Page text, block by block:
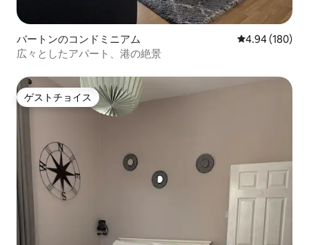
バートンのコンドミニアム レビュー180
4.94 (180)
広々としたアパート、港の絶景
ゲストチョイス
ゲストチョイス